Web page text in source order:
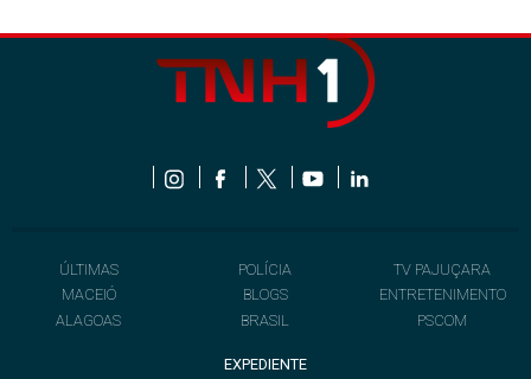
ÚLTIMAS
MACEIÓ
ALAGOAS
POLÍCIA
BLOGS
BRASIL
TV PAJUÇARA
ENTRETENIMENTO
PSCOM
EXPEDIENTE